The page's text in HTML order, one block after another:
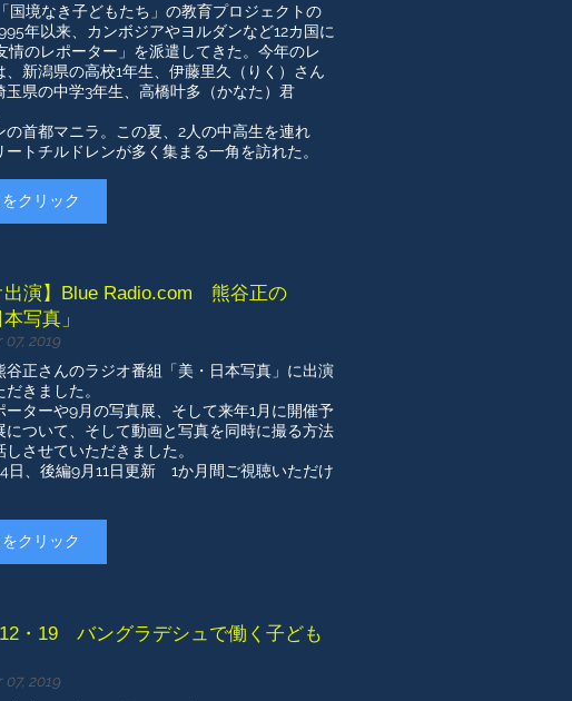
国境なき子どもたち」の教育プロジェクトの
年以来、カンボジアやヨルダンなど12カ国に
情のレポーター」を派遣してきた。今年のレ
、新潟県の高校1年生、伊藤里久（りく）さん
玉県の中学3年生、高橋叶多（かなた）君
の首都マニラ。この夏、2人の中高生を連れ
ートチルドレンが多く集まる一角を訪れた。
クリック
出演】Blue Radio.com 熊谷正の
写真」
2019
谷正さんのラジオ番組「美・日本写真」に出演
きました。
ーターや9月の写真展、そして来年1月に開催予
について、そして動画と写真を同時に撮る方法
しさせていただきました。
日、後編9月11日更新 1か月間ご視聴いただけ
クリック
・19 バングラデシュで働く子ども
2019